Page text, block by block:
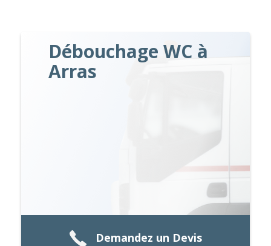
Débouchage WC à
Arras
Demandez un Devis